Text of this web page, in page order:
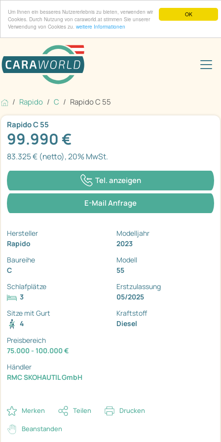
OK
Um Ihnen ein besseres Nutzererlebnis zu bieten, verwenden wir
Cookies. Durch Nutzung von caraworld.at stimmen Sie unserer
Verwendung von Cookies zu. weitere Informationen
Rapido C Rapido C 55
Rapido C 55
99.990 €
83.325 € (netto), 20% MwSt.
Tel. anzeigen
E-Mail Anfrage
Hersteller
Rapido
Modelljahr
2023
Baureihe
C
Modell
55
Schlafplätze
3
Erstzulassung
05/2025
Sitze mit Gurt
4
Kraftstoff
Diesel
Preisbereich
75.000 - 100.000 €
Händler
RMC SKOHAUTIL GmbH
Merken Teilen Drucken
Beanstanden